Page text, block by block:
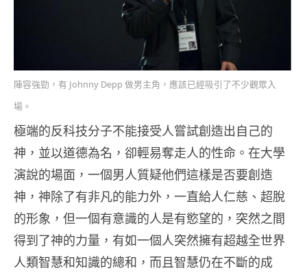
陣容強勁，有 Johnny Depp 做男主角，應該已經吸引了不少觀眾入
場。
極端的反科技分子不能接受人嘗試創造出自己的
神，並以道德為名，卻輕易奪走人的性命。在大學
演說的場面，一個男人質疑他們這樣是否要創造
神，神除了有非凡的能力外，一直給人仁慈、超脫
的形象，但一個有意識的人是有慾望的，突然之間
得到了神的力量，有如一個人突然擁有超越全世界
人類智慧和知識的總和，而且智慧仍在不斷的成